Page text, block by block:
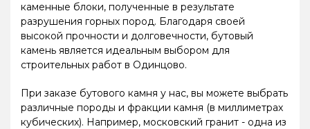
каменные блоки, полученные в результате
разрушения горных пород. Благодаря своей
высокой прочности и долговечности, бутовый
камень является идеальным выбором для
строительных работ в Одинцово.
При заказе бутового камня у нас, вы можете выбрать
различные породы и фракции камня (в миллиметрах
кубических). Например, московский гранит - одна из